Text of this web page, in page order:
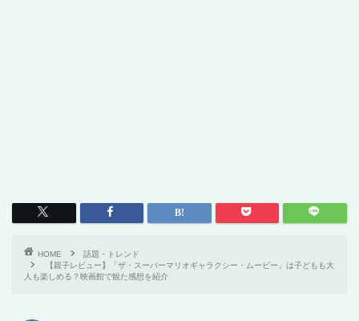
HOME
話題・トレンド
【親子レビュー】「ザ・スーパーマリオギャラクシー・ムービー」は子どもも大
人も楽しめる？映画館で観た感想を紹介